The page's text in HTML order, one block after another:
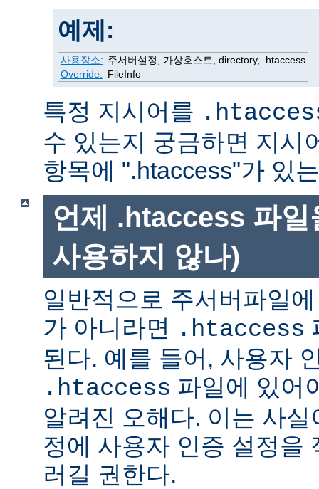
예제:
사용장소: 주서버설정, 가상호스트, directory, .htaccess
Override: FileInfo
특정 지시어를
수 있는지 궁금하면 지시
항목에 ".htaccess"가 있
언제 .htaccess 파일
사용하지 않나)
일반적으로 주서버파일
가 아니라면 .htaccess
된다. 예를 들어, 사용자
.htaccess 파일에 있어
알려진 오해다. 이는 사
정에 사용자 인증 설정을
러길 권한다.